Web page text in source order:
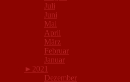
Juli
Juni
Mai
April
März
Februar
Januar
► 2021
Dezember